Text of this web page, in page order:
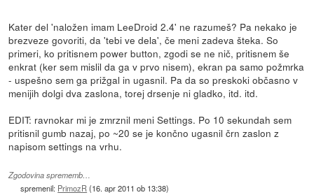
Kater del 'naložen imam LeeDroid 2.4' ne razumeš? Pa nekako je
brezveze govoriti, da 'tebi ve dela', če meni zadeva šteka. So
primeri, ko pritisnem power button, zgodi se ne nič, pritisnem še
enkrat (ker sem mislil da ga v prvo nisem), ekran pa samo požmrka
- uspešno sem ga prižgal in ugasnil. Pa da so preskoki občasno v
menijih dolgi dva zaslona, torej drsenje ni gladko, itd. itd.
EDIT: ravnokar mi je zmrznil meni Settings. Po 10 sekundah sem
pritisnil gumb nazaj, po ~20 se je končno ugasnil črn zaslon z
napisom settings na vrhu.
Zgodovina sprememb…
spremenil: PrimozR (16. apr 2011 ob 13:38)